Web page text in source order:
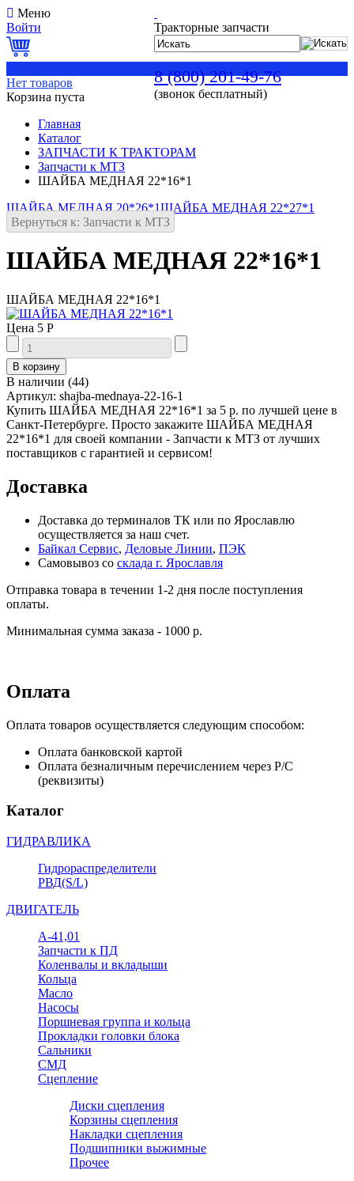
Тракторные запчасти
8 (800) 201-49-76
(звонок бесплатный)
Меню
Войти
Нет товаров
Корзина пуста
Главная
Каталог
ЗАПЧАСТИ К ТРАКТОРАМ
Запчасти к МТЗ
ШАЙБА МЕДНАЯ 22*16*1
ШАЙБА МЕДНАЯ 20*26*1ШАЙБА МЕДНАЯ 22*27*1
Вернуться к: Запчасти к МТЗ
ШАЙБА МЕДНАЯ 22*16*1
ШАЙБА МЕДНАЯ 22*16*1
Цена 5 Р
В наличии (44)
Артикул: shajba-mednaya-22-16-1
Купить ШАЙБА МЕДНАЯ 22*16*1 за 5 р. по лучшей цене в
Санкт-Петербурге. Просто закажите ШАЙБА МЕДНАЯ
22*16*1 для своей компании - Запчасти к МТЗ от лучших
поставщиков с гарантией и сервисом!
Доставка
Доставка до терминалов ТК или по Ярославлю
осуществляется за наш счет.
Байкал Сервис, Деловые Линии, ПЭК
Самовывоз со склада г. Ярославля
Отправка товара в течении 1-2 дня после поступления
оплаты.
Минимальная сумма заказа - 1000 р.
Оплата
Оплата товаров осуществляется следующим способом:
Оплата банковской картой
Оплата безналичным перечислением через Р/С
(реквизиты)
Каталог
ГИДРАВЛИКА
Гидрораспределители
РВД(S/L)
ДВИГАТЕЛЬ
А-41,01
Запчасти к ПД
Коленвалы и вкладыши
Кольца
Масло
Насосы
Поршневая группа и кольца
Прокладки головки блока
Сальники
СМД
Сцепление
Диски сцепления
Корзины сцепления
Накладки сцепления
Подшипники выжимные
Прочее